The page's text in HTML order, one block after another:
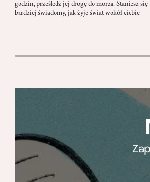
godzin, prześledź jej drogę do morza. Staniesz się
bardziej świadomy, jak żyje świat wokół ciebie